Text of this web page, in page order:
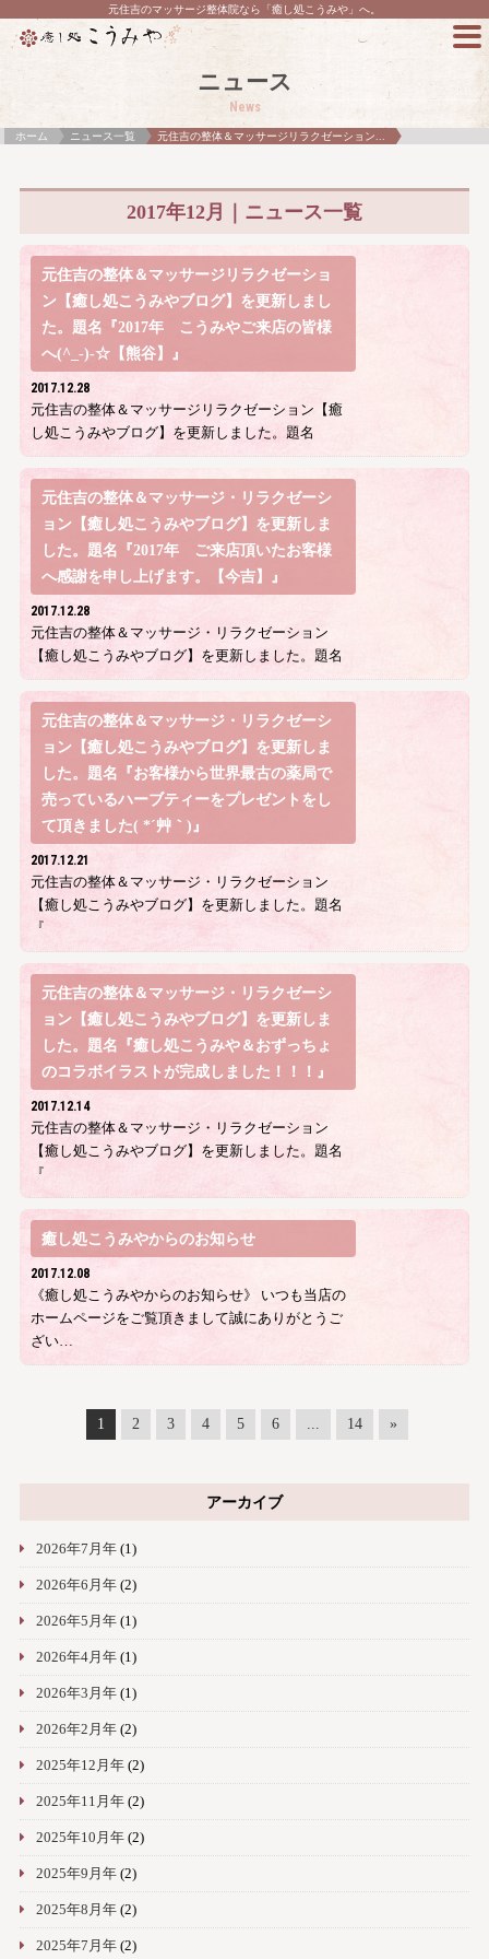
元住吉のマッサージ整体院なら「癒し処こうみや」へ。
ニュース
News
ホーム ニュース一覧 元住吉の整体＆マッサージリラクゼーション...
2017年12月｜ニュース一覧
元住吉の整体＆マッサージリラクゼーショ
ン【癒し処こうみやブログ】を更新しまし
た。題名『2017年 こうみやご来店の皆様
へ(^_-)-☆【熊谷】』
2017.12.28
元住吉の整体＆マッサージリラクゼーション【癒
し処こうみやブログ】を更新しました。題名
元住吉の整体＆マッサージ・リラクゼーシ
ョン【癒し処こうみやブログ】を更新しま
した。題名『2017年 ご来店頂いたお客様
へ感謝を申し上げます。【今吉】』
2017.12.28
元住吉の整体＆マッサージ・リラクゼーション
【癒し処こうみやブログ】を更新しました。題名
元住吉の整体＆マッサージ・リラクゼーシ
ョン【癒し処こうみやブログ】を更新しま
した。題名『お客様から世界最古の薬局で
売っているハーブティーをプレゼントをし
て頂きました( *´艸｀)』
2017.12.21
元住吉の整体＆マッサージ・リラクゼーション
【癒し処こうみやブログ】を更新しました。題名
『
元住吉の整体＆マッサージ・リラクゼーシ
ョン【癒し処こうみやブログ】を更新しま
した。題名『癒し処こうみや＆おずっちょ
のコラボイラストが完成しました！！！』
2017.12.14
元住吉の整体＆マッサージ・リラクゼーション
【癒し処こうみやブログ】を更新しました。題名
『
癒し処こうみやからのお知らせ
2017.12.08
《癒し処こうみやからのお知らせ》 いつも当店の
ホームページをご覧頂きまして誠にありがとうご
ざい…
1 2 3 4 5 6 ... 14 »
アーカイブ
2026年7月年(1)
2026年6月年(2)
2026年5月年(1)
2026年4月年(1)
2026年3月年(1)
2026年2月年(2)
2025年12月年(2)
2025年11月年(2)
2025年10月年(2)
2025年9月年(2)
2025年8月年(2)
2025年7月年(2)